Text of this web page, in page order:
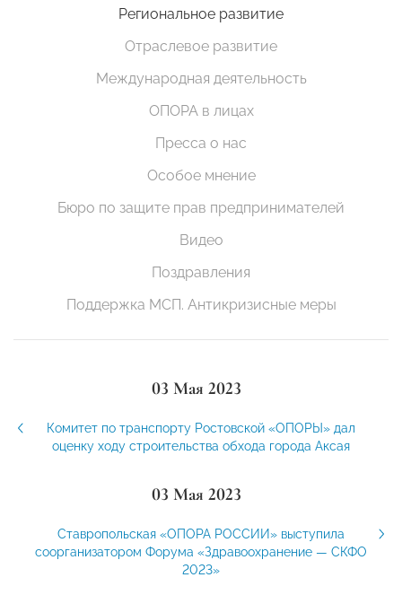
Региональное развитие
Отраслевое развитие
Международная деятельность
ОПОРА в лицах
Пресса о нас
Особое мнение
Бюро по защите прав предпринимателей
Видео
Поздравления
Поддержка МСП. Антикризисные меры
03 Мая 2023
Комитет по транспорту Ростовской «ОПОРЫ» дал
оценку ходу строительства обхода города Аксая
03 Мая 2023
Ставропольская «ОПОРА РОССИИ» выступила
соорганизатором Форума «Здравоохранение — СКФО
2023»